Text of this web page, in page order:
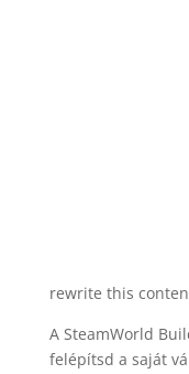
rewrite this
A SteamWorld
felépítsd a saját